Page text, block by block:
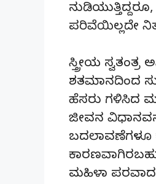
ಪರಿವೆಯಿಲ್ಲದೇ
ಸ್ತ್ರೀಯ
ಶತಮಾನದಿಂದ
ಹೆಸರು ಗಳಿಸಿದ
ಜೀವನ
ಬದಲಾವಣೆಗಳೂ
ಮಹಿಳಾ ಪರವಾದ